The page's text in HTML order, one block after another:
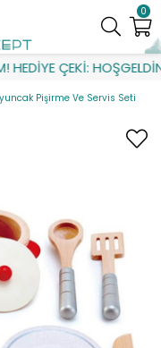
ÇEKİ: HOŞGELDİN
0
Pişirme Ve Servis Seti